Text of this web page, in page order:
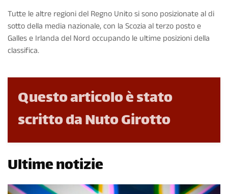
Tutte le altre regioni del Regno Unito si sono posizionate al di
sotto della media nazionale, con la Scozia al terzo posto e
Galles e Irlanda del Nord occupando le ultime posizioni della
classifica.
Questo articolo è stato
scritto da Nuto Girotto
Ultime notizie